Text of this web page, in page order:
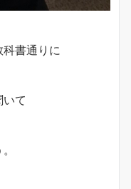
書通りに
て